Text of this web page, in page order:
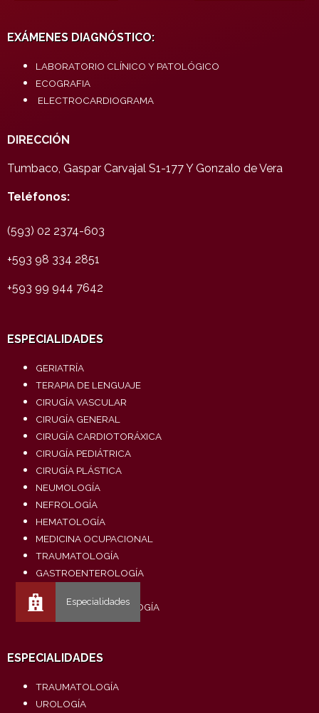
EXÁMENES DIAGNÓSTICO:
LABORATORIO CLÍNICO Y PATOLÓGICO
ECOGRAFIA
ELECTROCARDIOGRAMA
DIRECCIÓN
Tumbaco, Gaspar Carvajal S1-177 Y Gonzalo de Vera
Teléfonos:
(593) 02 2374-603
+593 98 334 2851
+593 99 944 7642
ESPECIALIDADES
GERIATRÍA
TERAPIA DE LENGUAJE
CIRUGÍA VASCULAR
CIRUGÍA GENERAL
CIRUGÍA CARDIOTORÁXICA
CIRUGÍA PEDIÁTRICA
CIRUGÍA PLÁSTICA
NEUMOLOGÍA
NEFROLOGÍA
HEMATOLOGÍA
MEDICINA OCUPACIONAL
TRAUMATOLOGÍA
GASTROENTEROLOGÍA
OTORRINOLARINGOLOGÍA
ESPECIALIDADES
TRAUMATOLOGÍA
UROLOGÍA